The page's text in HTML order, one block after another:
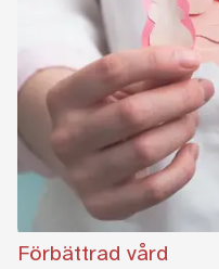
Förbättrad vård